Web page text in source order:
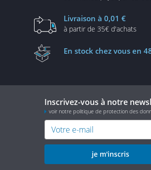
Livraison à 0,01 €
à partir de 35€ d'achats
En stock chez vous en
Inscrivez-vous à notre
voir notre politique de protection des
je m'inscris